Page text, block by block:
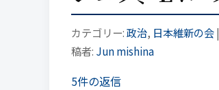
カテゴリー:政治, 日本維新の会
稿者: Jun mishina
5件の返信